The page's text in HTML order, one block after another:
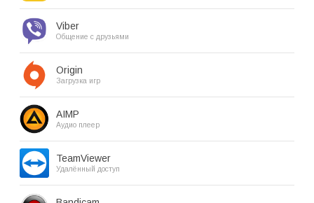
Viber
Общение с друзьями
Origin
Загрузка игр
AIMP
Аудио плеер
TeamViewer
Удалённый доступ